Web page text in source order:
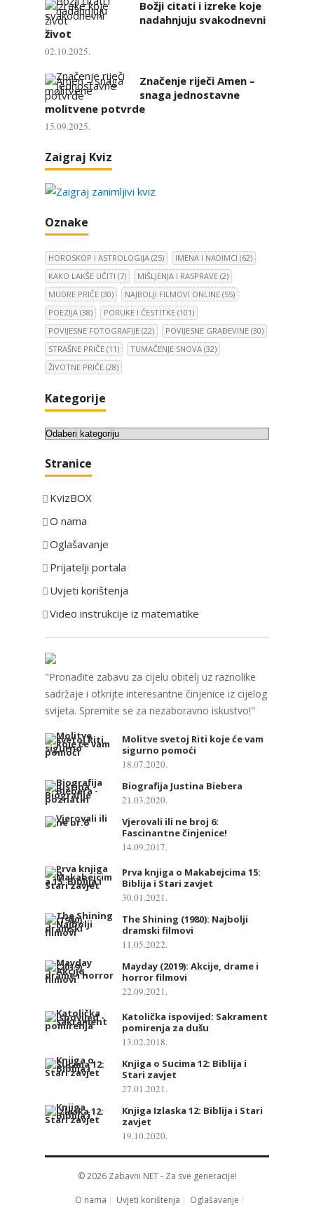
Božji citati i izreke koje
nadahnjuju svakodnevni
život
02.10.2025.
Značenje riječi Amen –
snaga jednostavne
molitvene potvrde
15.09.2025.
Zaigraj Kviz
Oznake
HOROSKOP I ASTROLOGIJA (25) IMENA I NADIMCI (62)
KAKO LAKŠE UČITI (7) MIŠLJENJA I RASPRAVE (2)
MUDRE PRIČE (30) NAJBOLJI FILMOVI ONLINE (55)
POEZIJA (38) PORUKE I ČESTITKE (101)
POVIJESNE FOTOGRAFIJE (22) POVIJESNE GRAĐEVINE (30)
STRAŠNE PRIČE (11) TUMAČENJE SNOVA (32)
ŽIVOTNE PRIČE (28)
Kategorije
K
t
g
o
i
j
Stranice
KvizBOX
O nama
Oglašavanje
Prijatelji portala
Uvjeti korištenja
Video instrukcije iz matematike
"Pronađite zabavu za cijelu obitelj uz raznolike
sadržaje i otkrijte interesantne činjenice iz cijelog
svijeta. Spremite se za nezaboravno iskustvo!"
Molitve svetoj Riti koje će vam
sigurno pomoći
18.07.2020.
Biografija Justina Biebera
21.03.2020.
Vjerovali ili ne broj 6:
Fascinantne činjenice!
14.09.2017.
Prva knjiga o Makabejcima 15:
Biblija i Stari zavjet
30.01.2021.
The Shining (1980): Najbolji
dramski filmovi
11.05.2022.
Mayday (2019): Akcije, drame i
horror filmovi
22.09.2021.
Katolička ispovijed: Sakrament
pomirenja za dušu
13.02.2018.
Knjiga o Sucima 12: Biblija i
Stari zavjet
27.01.2021.
Knjiga Izlaska 12: Biblija i Stari
zavjet
19.10.2020.
© 2026 Zabavni NET- Za sve generacije!
O nama
Uvjeti korištenja Oglašavanje